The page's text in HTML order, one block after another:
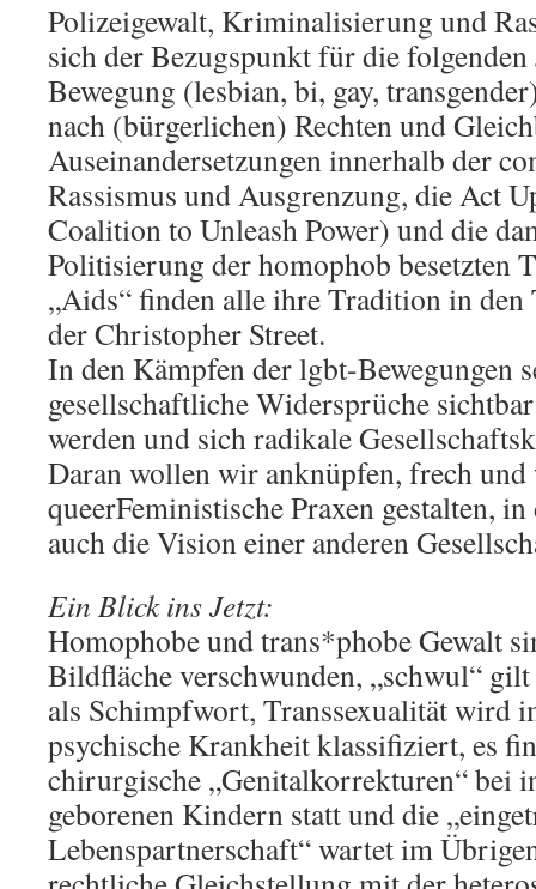
Polizeigewalt, Kriminalisierung und
sich der Bezugspunkt für die
Bewegung (lesbian, bi, gay,
nach (bürgerlichen) Rechten und
Auseinandersetzungen innerhalb der
Rassismus und Ausgrenzung, die Act
Coalition to Unleash Power) und die
Politisierung der homophob besetzten
„Aids“ finden alle ihre Tradition in den
der Christopher Street.
In den Kämpfen der lgbt-Bewegungen
gesellschaftliche Widersprüche
werden und sich radikale
Daran wollen wir anknüpfen, frech und
queerFeministische Praxen gestalten,
auch die Vision einer anderen
Ein Blick ins Jetzt:
Homophobe und trans*phobe Gewalt
Bildfläche verschwunden, „schwul“
als Schimpfwort, Transsexualität wird
psychische Krankheit klassifiziert, es
chirurgische „Genitalkorrekturen“ bei
geborenen Kindern statt und die
Lebenspartnerschaft“ wartet im